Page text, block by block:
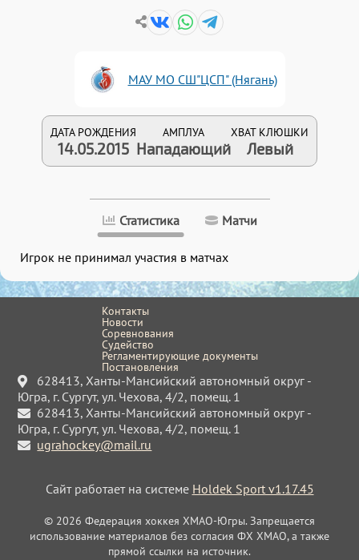
МАУ МО СШ"ЦСП" (Нягань)
ДАТА РОЖДЕНИЯ
14.05.2015
АМПЛУА
Нападающий
ХВАТ КЛЮШКИ
Левый
Статистика Матчи
Игрок не принимал участия в матчах
Контакты
Новости
Соревнования
Судейство
Регламентирующие документы
Постановления
628413, Ханты-Мансийский автономный округ -
Югра, г. Сургут, ул. Чехова, 4/2, помещ. 1
628413, Ханты-Мансийский автономный округ -
Югра, г. Сургут, ул. Чехова, 4/2, помещ. 1
ugrahockey@mail.ru
Сайт работает на системе Holdek Sport v1.17.45
© 2026 Федерация хоккея ХМАО-Югры. Запрещается
использование материалов без согласия ФХ ХМАО, а также
прямой ссылки на источник.